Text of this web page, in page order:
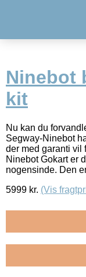
Ninebot
kit
Nu kan du
Segway-Ninebot
der med garanti vil
Ninebot Gokart er
nogensinde. Den
5999 kr. (Vis